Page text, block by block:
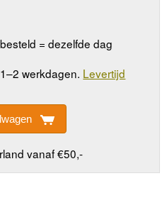
= dezelfde dag
werkdagen. Levertijd
vanaf €50,-